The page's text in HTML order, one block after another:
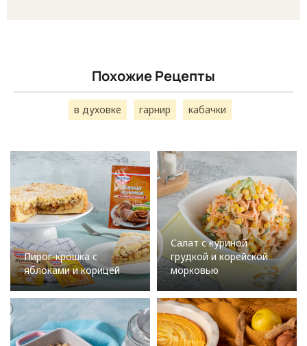
Похожие Рецепты
в духовке гарнир кабачки
Пирог-крошка с
яблоками и корицей
Салат с куриной
грудкой и корейской
морковью